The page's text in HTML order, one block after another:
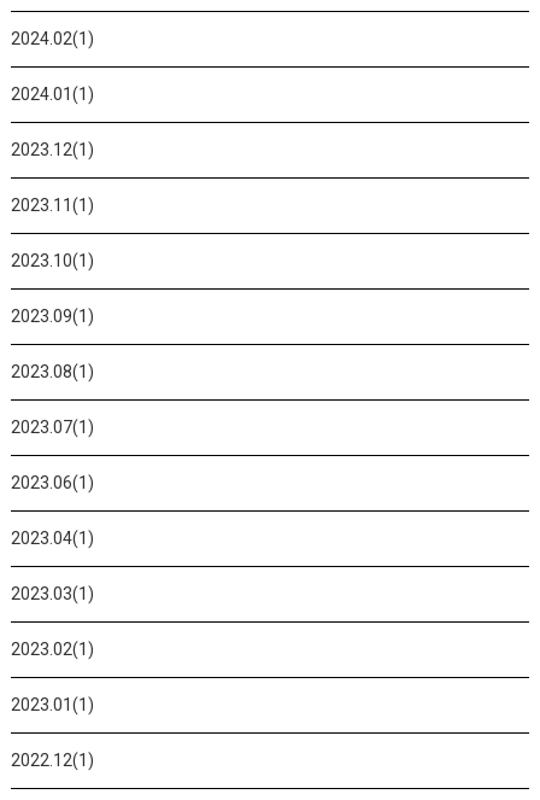
2024.02(1)
2024.01(1)
2023.12(1)
2023.11(1)
2023.10(1)
2023.09(1)
2023.08(1)
2023.07(1)
2023.06(1)
2023.04(1)
2023.03(1)
2023.02(1)
2023.01(1)
2022.12(1)